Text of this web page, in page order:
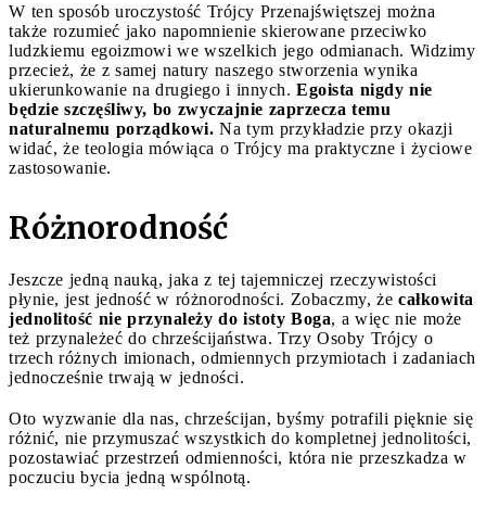
W ten sposób uroczystość Trójcy Przenajświętszej można
także rozumieć jako napomnienie skierowane przeciwko
ludzkiemu egoizmowi we wszelkich jego odmianach. Widzimy
przecież, że z samej natury naszego stworzenia wynika
ukierunkowanie na drugiego i innych. Egoista nigdy nie
będzie szczęśliwy, bo zwyczajnie zaprzecza temu
naturalnemu porządkowi. Na tym przykładzie przy okazji
widać, że teologia mówiąca o Trójcy ma praktyczne i życiowe
zastosowanie.
Różnorodność
Jeszcze jedną nauką, jaka z tej tajemniczej rzeczywistości
płynie, jest jedność w różnorodności. Zobaczmy, że całkowita
jednolitość nie przynależy do istoty Boga, a więc nie może
też przynależeć do chrześcijaństwa. Trzy Osoby Trójcy o
trzech różnych imionach, odmiennych przymiotach i zadaniach
jednocześnie trwają w jedności.
Oto wyzwanie dla nas, chrześcijan, byśmy potrafili pięknie się
różnić, nie przymuszać wszystkich do kompletnej jednolitości,
pozostawiać przestrzeń odmienności, która nie przeszkadza w
poczuciu bycia jedną wspólnotą.